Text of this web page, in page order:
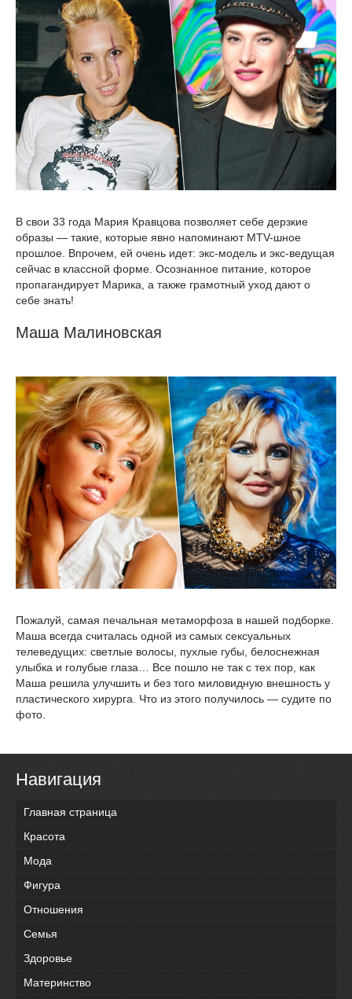
В свои 33 года Мария Кравцова позволяет себе дерзкие
образы — такие, которые явно напоминают MTV-шное
прошлое. Впрочем, ей очень идет: экс-модель и экс-ведущая
сейчас в классной форме. Осознанное питание, которое
пропагандирует Марика, а также грамотный уход дают о
себе знать!
Маша Малиновская
Пожалуй, самая печальная метаморфоза в нашей подборке.
Маша всегда считалась одной из самых сексуальных
телеведущих: светлые волосы, пухлые губы, белоснежная
улыбка и голубые глаза… Все пошло не так с тех пор, как
Маша решила улучшить и без того миловидную внешность у
пластического хирурга. Что из этого получилось — судите по
фото.
Навигация
Главная страница
Красота
Мода
Фигура
Отношения
Семья
Здоровье
Материнство